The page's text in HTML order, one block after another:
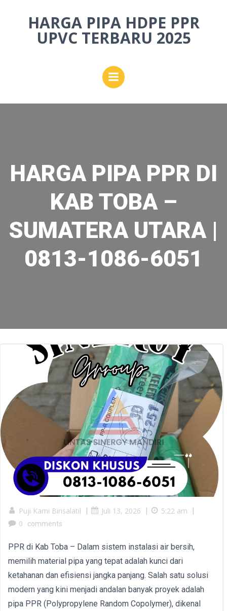
to
content
HARGA PIPA HDPE PPR
UPVC TERBARU 2025
HARGA PIPA PPR DI
KAB TOBA –
SUMATERA UTARA |
0813-1086-6051
Puji Kami Birisalatil | Juli 13, 2026 | 5:22 am
|
0
comments
PPR di Kab Toba – Dalam sistem instalasi air bersih,
memilih material pipa yang tepat adalah kunci dari
ketahanan dan efisiensi jangka panjang. Salah satu solusi
modern yang kini menjadi andalan banyak proyek adalah
pipa PPR (Polypropylene Random Copolymer), dikenal